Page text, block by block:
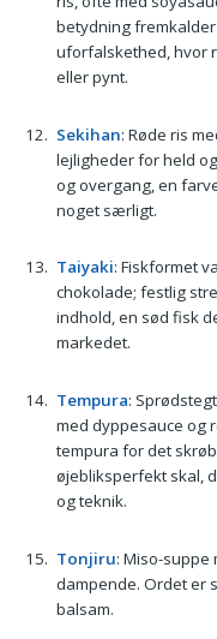
betydning
uforfalskethed, hvor
eller pynt.
Sekihan: Røde ris
lejligheder for held
og overgang, en
noget særligt.
Taiyaki: Fiskformet
chokolade; festlig
indhold, en sød fisk
markedet.
Tempura:
med dyppesauce og
tempura for det
øjebliksperfekt skal,
og teknik.
Tonjiru: Miso-
dampende. Ordet er
balsam.